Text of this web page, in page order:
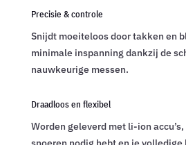
Precisie & controle
Snijdt moeiteloos door takken en
minimale inspanning dankzij de
nauwkeurige messen.
Draadloos en flexibel
Worden geleverd met li-ion